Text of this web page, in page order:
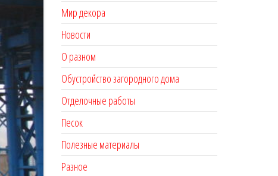
Мир декора
Новости
О разном
Обустройство загородного дома
Отделочные работы
Песок
Полезные материалы
Разное